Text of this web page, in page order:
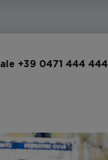
+39 0471 444 444